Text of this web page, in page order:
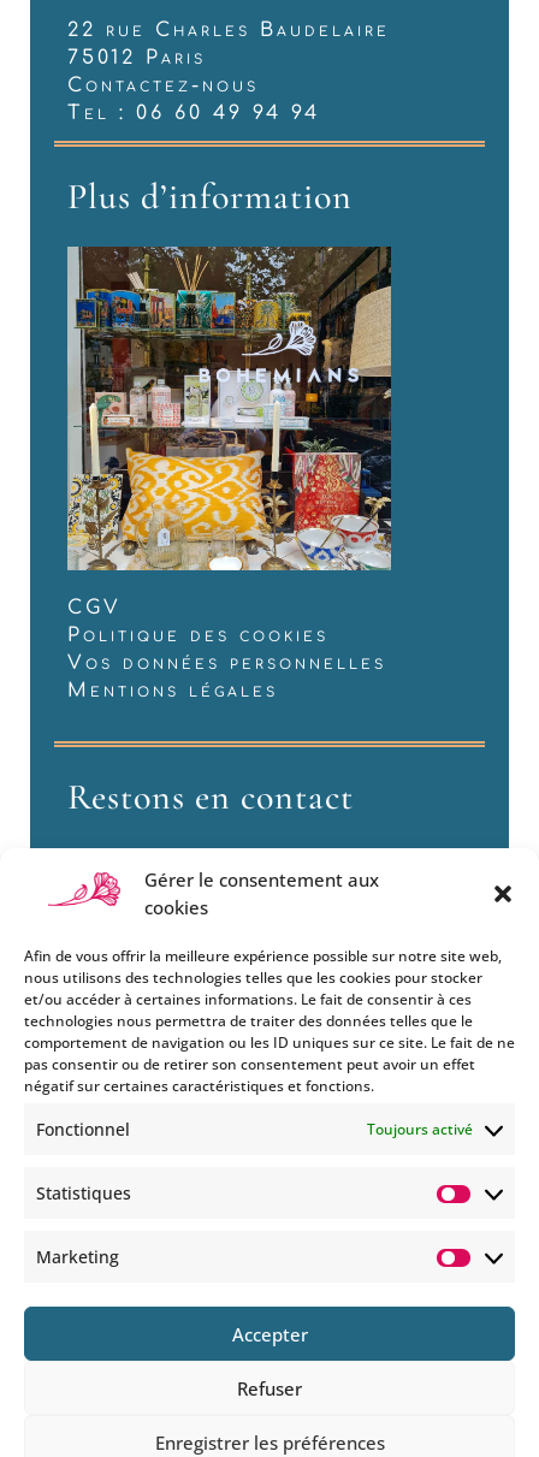
Gérer le consentement aux
cookies
Afin de vous offrir la meilleure expérience possible sur notre site web,
nous utilisons des technologies telles que les cookies pour stocker
et/ou accéder à certaines informations. Le fait de consentir à ces
technologies nous permettra de traiter des données telles que le
comportement de navigation ou les ID uniques sur ce site. Le fait de ne
pas consentir ou de retirer son consentement peut avoir un effet
négatif sur certaines caractéristiques et fonctions.
Fonctionnel Toujours activé
Statistiques
Marketing
Accepter
Refuser
Enregistrer les préférences
22 rue Charles Baudelaire
75012 Paris
Contactez-nous
Tel : 06 60 49 94 94
Plus d’information
CGV
Politique des cookies
Vos données personnelles
Mentions légales
Restons en contact
Si vous souhaitez être informés
des nouveautés et évènements
que nous organisons
abonnez-vous à notre
de nos MMS.
En savoir plus